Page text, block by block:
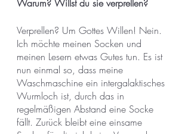
Warum? Willst du sie verprellen?
Verprellen? Um Gottes Willen! Nein.
Ich möchte meinen Socken und
meinen Lesern etwas Gutes tun. Es ist
nun einmal so, dass meine
Waschmaschine ein intergalaktisches
Wurmloch ist, durch das in
regelmäßigen Abstand eine Socke
fällt. Zurück bleibt eine einsame